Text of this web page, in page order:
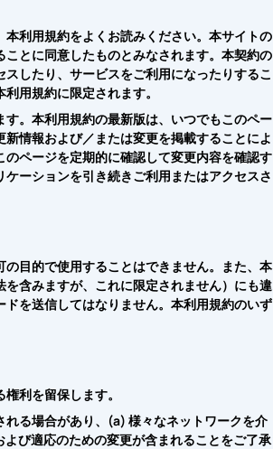
利用規約をよくお読みください。本サイトの
とに同意したものとみなされます。本契約の
したり、サービスをご利用になったりするこ
用規約に限定されます。
。本利用規約の最新版は、いつでもこのペー
情報および／または変更を掲載することによ
ページを定期的に確認して変更内容を確認す
ーションを引き続きご利用またはアクセスさ
目的で使用することはできません。また、本
含みますが、これに限定されません）にも違
を送信してはなりません。本利用規約のいず
利を留保します。
る場合があり、(a) 様々なネットワークを介
び適応のための変更が含まれることをご了承